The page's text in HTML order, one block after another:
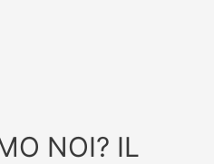
NOI? IL